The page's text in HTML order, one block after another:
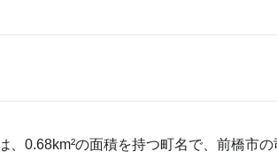
、0.68km²の面積を持つ町名で、前橋市